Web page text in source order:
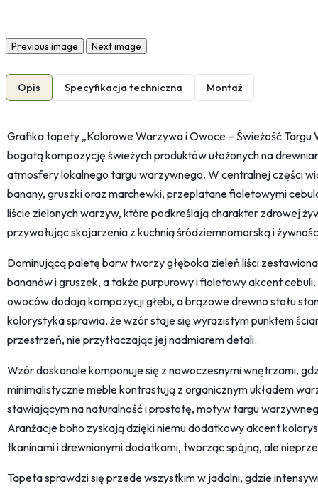
Previous image Next image
Opis Specyfikacja techniczna Montaż
Grafika tapety „Kolorowe Warzywa i Owoce – Świeżość
bogatą kompozycję świeżych produktów ułożonych na
atmosfery lokalnego targu warzywnego. W centralnej części
banany, gruszki oraz marchewki, przeplatane fioletowymi
liście zielonych warzyw, które podkreślają charakter zdrowej
przywołując skojarzenia z kuchnią śródziemnomorską i
Dominującą paletę barw tworzy głęboka zieleń liści
bananów i gruszek, a także purpurowy i fioletowy akcent
owoców dodają kompozycji głębi, a brązowe drewno stołu
kolorystyka sprawia, że wzór staje się wyrazistym punktem
przestrzeń, nie przytłaczając jej nadmiarem detali.
Wzór doskonale komponuje się z nowoczesnymi wnętrzami,
minimalistyczne meble kontrastują z organicznym układem
stawiającym na naturalność i prostotę, motyw targu
Aranżacje boho zyskają dzięki niemu dodatkowy akcent
tkaninami i drewnianymi dodatkami, tworząc spójną, ale
Tapeta sprawdzi się przede wszystkim w jadalni, gdzie